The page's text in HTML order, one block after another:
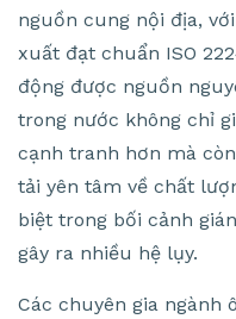
nguồn cung nội địa,
xuất đạt chuẩn ISO
động được nguồn
trong nước không chỉ
cạnh tranh hơn mà
tải yên tâm về chất
biệt trong bối cảnh
gây ra nhiều hệ lụy.
Các chuyên gia ngành